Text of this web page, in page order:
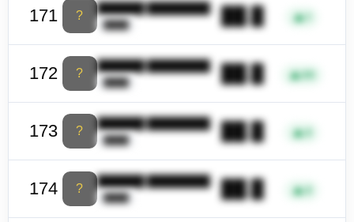
171 ?
██████ ████████
████ ██.█ ▲1
172 ?
██████ ████████
████ ██.█ ▲35
173 ?
██████ ████████
████ ██.█ ▲3
174 ?
██████ ████████
████ ██.█ ▲3